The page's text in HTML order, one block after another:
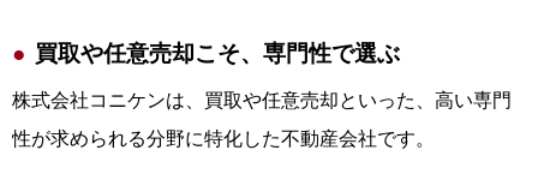
買取や任意売却こそ、専門性で選ぶ
株式会社コニケンは、買取や任意売却といった、高い専門
性が求められる分野に特化した不動産会社です。